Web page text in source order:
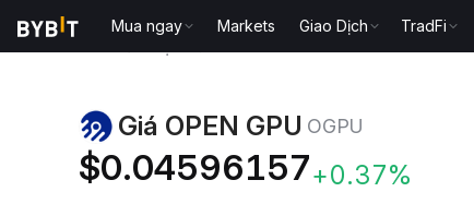
Mua ngay Markets Giao Dịch TradFi
Giá OPEN GPU OGPU
$0.04596157+0.37%